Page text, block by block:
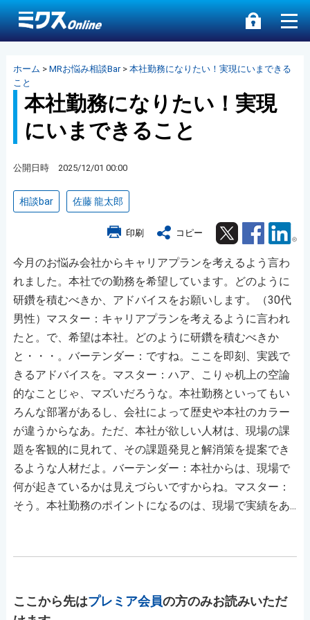
ホーム > MRお悩み相談Bar> 本社勤務になりたい！実現にいまできる
こと
本社勤務になりたい！実現
にいまできること
公開日時 2025/12/01 00:00
相談bar 佐藤 龍太郎
印刷 コピー Twitter Facebook
今月のお悩み会社からキャリアプランを考えるよう言わ
れました。本社での勤務を希望しています。どのように
研鑽を積むべきか、アドバイスをお願いします。（30代
男性）マスター：キャリアプランを考えるように言われ
たと。で、希望は本社。どのように研鑽を積むべきか
と・・・。バーテンダー：ですね。ここを即刻、実践で
きるアドバイスを。マスター：ハア、こりゃ机上の空論
的なことじゃ、マズいだろうな。本社勤務といってもい
ろんな部署があるし、会社によって歴史や本社のカラー
が違うからなあ。ただ、本社が欲しい人材は、現場の課
題を客観的に見れて、その課題発見と解消策を提案でき
るような人材だよ。バーテンダー：本社からは、現場で
何が起きているかは見えづらいですからね。マスター：
そう。本社勤務のポイントになるのは、現場で実績をあ...
ここから先はプレミア会員の方のみお読みいただ